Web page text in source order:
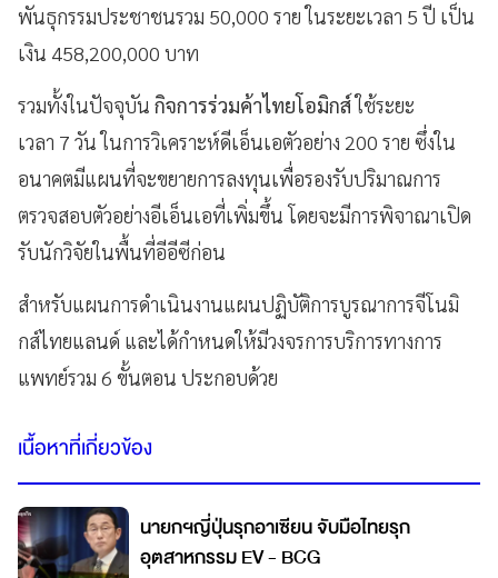
พันธุกรรมประชาชนรวม 50,000 ราย ในระยะเวลา 5 ปี เป็น
เงิน 458,200,000 บาท
รวมทั้งในปัจจุบัน กิจการร่วมค้าไทยโอมิกส์ใช้ระยะ
เวลา 7 วัน ในการวิเคราะห์ดีเอ็นเอตัวอย่าง 200 ราย ซึ่งใน
อนาคตมีแผนที่จะขยายการลงทุนเพื่อรองรับปริมาณการ
ตรวจสอบตัวอย่างอีเอ็นเอที่เพิ่มขึ้น โดยจะมีการพิจาณาเปิด
รับนักวิจัยในพื้นที่อีอีซีก่อน
สำหรับแผนการดำเนินงานแผนปฏิบัติการบูรณาการจีโนมิ
กส์ไทยแลนด์ และได้กำหนดให้มีวงจรการบริการทางการ
แพทย์รวม 6 ขั้นตอน ประกอบด้วย
เนื้อหาที่เกี่ยวข้อง
นายกฯญี่ปุ่นรุกอาเซียน จับมือไทยรุก
อุตสาหกรรม EV - BCG